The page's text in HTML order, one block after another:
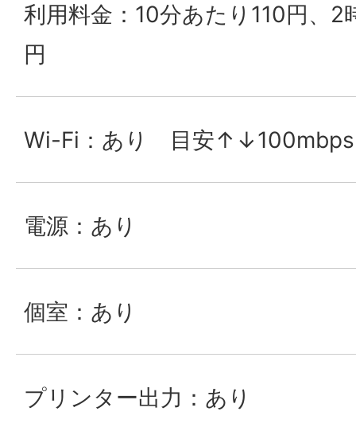
利用料金：10分あたり110円、
円
Wi-Fi：あり 目安↑↓100mbps
電源：あり
個室：あり
プリンター出力：あり